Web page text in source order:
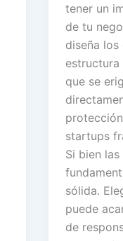
tener un
de tu
diseña
que se
startups
Si bien
sólida.
puede
de